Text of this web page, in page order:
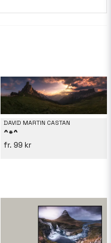
DAVID MARTIN CASTAN
^*^
99 kr